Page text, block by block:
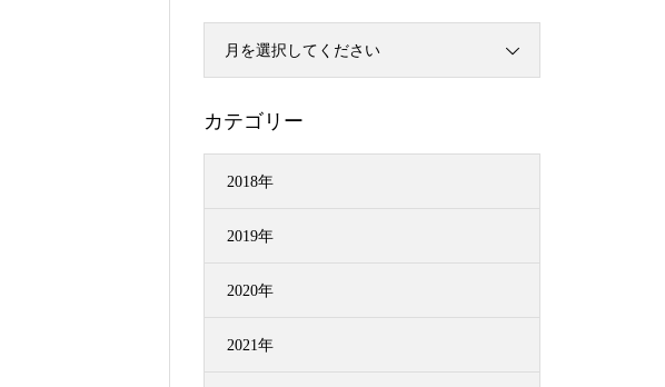
月を選択してください
カテゴリー
2018年
2019年
2020年
2021年